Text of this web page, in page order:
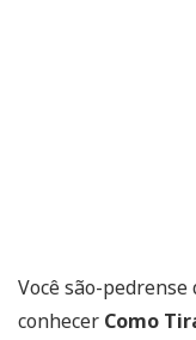
Você são-
conhecer Como